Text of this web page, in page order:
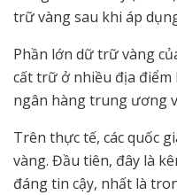
trữ vàng sau khi áp
Phần lớn dữ trữ vàng
cất trữ ở nhiều địa điểm
ngân hàng trung ương
Trên thực tế, các quốc
vàng. Đầu tiên, đây là
đáng tin cậy, nhất là